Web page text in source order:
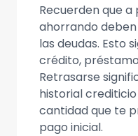
Recuerden que
ahorrando
las deudas. Esto
crédito,
Retrasarse
historial
cantidad que te
pago inicial.